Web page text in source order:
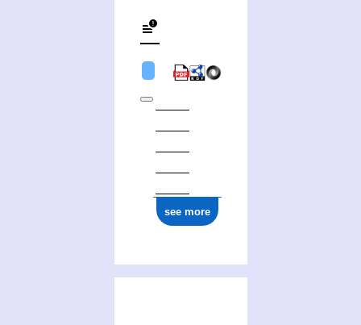
see more